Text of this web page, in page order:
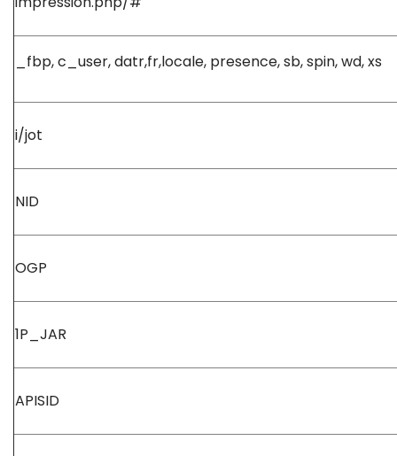
_fbp, c_user, datr,fr,locale, presence, sb, spin, wd, xs
i/jot
NID
OGP
1P_JAR
APISID